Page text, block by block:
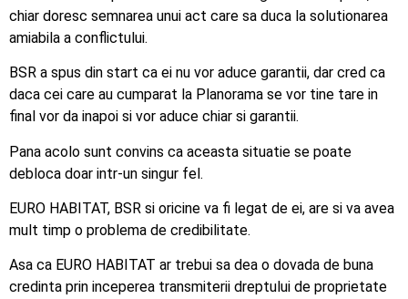
chiar doresc semnarea unui act care sa duca la solutionarea
amiabila a conflictului.
BSR a spus din start ca ei nu vor aduce garantii, dar cred ca
daca cei care au cumparat la Planorama se vor tine tare in
final vor da inapoi si vor aduce chiar si garantii.
Pana acolo sunt convins ca aceasta situatie se poate
debloca doar intr-un singur fel.
EURO HABITAT, BSR si oricine va fi legat de ei, are si va avea
mult timp o problema de credibilitate.
Asa ca EURO HABITAT ar trebui sa dea o dovada de buna
credinta prin inceperea transmiterii dreptului de proprietate